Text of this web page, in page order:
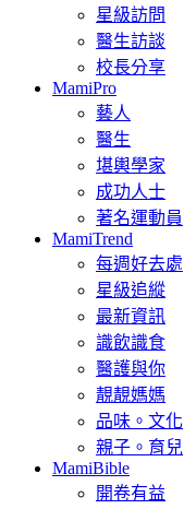
星級訪問
醫生訪談
校長分享
MamiPro
藝人
醫生
堪輿學家
成功人士
著名運動員
MamiTrend
每週好去處
星級追縱
最新資訊
識飲識食
醫護與你
靚靚媽媽
品味。文化
親子。育兒
MamiBible
開卷有益